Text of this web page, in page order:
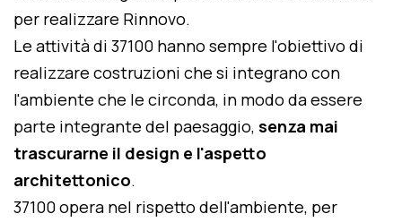
per realizzare Rinnovo.
Le attività di 37100 hanno sempre l'obiettivo di
realizzare costruzioni che si integrano con
l'ambiente che le circonda, in modo da essere
parte integrante del paesaggio, senza mai
trascurarne il design e l'aspetto
architettonico.
37100 opera nel rispetto dell'ambiente, per